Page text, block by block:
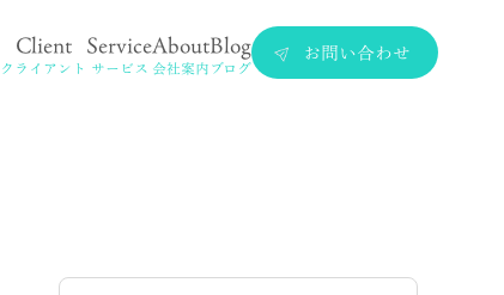
Client
クライアント
Service
サービス
About
会社案内
Blog
ブログ お問い合わせ